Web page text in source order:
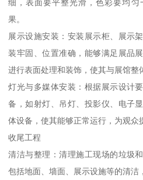
细，表面要平整光滑，色彩要均
果。
展示设施安装：安装展示柜、展示
装牢固、位置准确，能够满足展品
进行表面处理和装饰，使其与展馆整
灯光与多媒体安装：根据展示设计
备，如射灯、吊灯、投影仪、电子
体设备，使其能够正常运行，为观众
收尾工程
清洁与整理：清理施工现场的垃圾
包括地面、墙面、展示设施等的清洁